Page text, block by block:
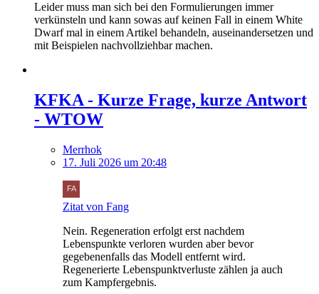
Leider muss man sich bei den Formulierungen immer
verkünsteln und kann sowas auf keinen Fall in einem White
Dwarf mal in einem Artikel behandeln, auseinandersetzen und
mit Beispielen nachvollziehbar machen.
KFKA - Kurze Frage, kurze Antwort
- WTOW
Merrhok
17. Juli 2026 um 20:48
Zitat von Fang
Nein. Regeneration erfolgt erst nachdem
Lebenspunkte verloren wurden aber bevor
gegebenenfalls das Modell entfernt wird.
Regenerierte Lebenspunktverluste zählen ja auch
zum Kampfergebnis.